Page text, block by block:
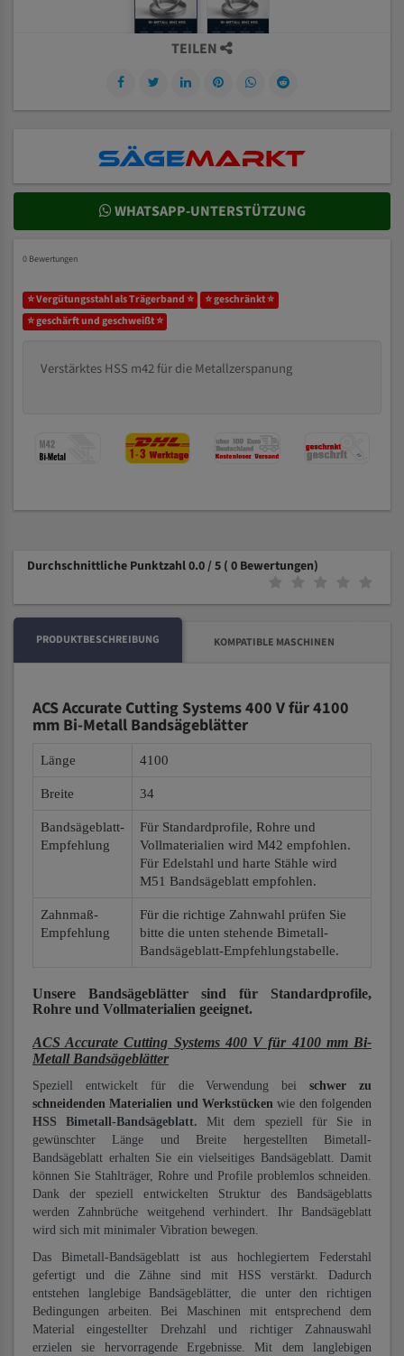
TEILEN
WHATSAPP-UNTERSTÜTZUNG
0 Bewertungen
⭐ Vergütungsstahl als Trägerband ⭐
⭐ geschränkt ⭐
⭐ geschärft und geschweißt ⭐
Verstärktes HSS m42 für die Metallzerspanung
Durchschnittliche Punktzahl 0.0 / 5 ( 0 Bewertungen)
PRODUKTBESCHREIBUNG KOMPATIBLE MASCHINEN
ACS Accurate Cutting Systems 400 V für 4100
mm Bi-Metall Bandsägeblätter
Länge 4100
Breite 34
Bandsägeblatt-
Empfehlung
Für Standardprofile, Rohre und
Vollmaterialien wird M42 empfohlen.
Für Edelstahl und harte Stähle wird
M51 Bandsägeblatt empfohlen.
Zahnmaß-
Empfehlung
Für die richtige Zahnwahl prüfen Sie
bitte die unten stehende Bimetall-
Bandsägeblatt-Empfehlungstabelle.
Unsere Bandsägeblätter sind für Standardprofile,
Rohre und Vollmaterialien geeignet.
ACS Accurate Cutting Systems 400 V für 4100 mm Bi-
Metall Bandsägeblätter
Speziell entwickelt für die Verwendung beischwer zu
schneidenden Materialien und Werkstücken wie den folgenden
HSS Bimetall-Bandsägeblatt. Mit dem speziell für Sie in
gewünschter Länge und Breite hergestellten Bimetall-
Bandsägeblatt erhalten Sie ein vielseitiges Bandsägeblatt. Damit
können Sie Stahlträger, Rohre und Profile problemlos schneiden.
Dank der speziell entwickelten Struktur des Bandsägeblatts
werden Zahnbrüche weitgehend verhindert. Ihr Bandsägeblatt
wird sich mit minimaler Vibration bewegen.
Das Bimetall-Bandsägeblatt ist aus hochlegiertem Federstahl
gefertigt und die Zähne sind mit HSS verstärkt. Dadurch
entstehen langlebige Bandsägeblätter, die unter den richtigen
Bedingungen arbeiten. Bei Maschinen mit entsprechend dem
Material eingestellter Drehzahl und richtiger Zahnauswahl
erzielen sie hervorragende Ergebnisse. Mit dem langlebigen